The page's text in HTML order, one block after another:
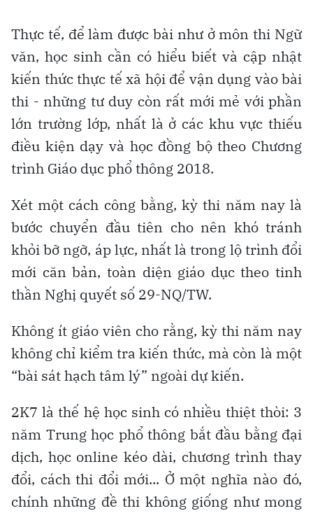
Thực tế, để làm được bài như ở môn thi Ngữ
văn, học sinh cần có hiểu biết và cập nhật
kiến thức thực tế xã hội để vận dụng vào bài
thi - những tư duy còn rất mới mẻ với phần
lớn trường lớp, nhất là ở các khu vực thiếu
điều kiện dạy và học đồng bộ theo Chương
trình Giáo dục phổ thông 2018.
Xét một cách công bằng, kỳ thi năm nay là
bước chuyển đầu tiên cho nên khó tránh
khỏi bỡ ngỡ, áp lực, nhất là trong lộ trình đổi
mới căn bản, toàn diện giáo dục theo tinh
thần Nghị quyết số 29-NQ/TW.
Không ít giáo viên cho rằng, kỳ thi năm nay
không chỉ kiểm tra kiến thức, mà còn là một
“bài sát hạch tâm lý” ngoài dự kiến.
2K7 là thế hệ học sinh có nhiều thiệt thòi: 3
năm Trung học phổ thông bắt đầu bằng đại
dịch, học online kéo dài, chương trình thay
đổi, cách thi đổi mới... Ở một nghĩa nào đó,
chính những đề thi không giống như mong